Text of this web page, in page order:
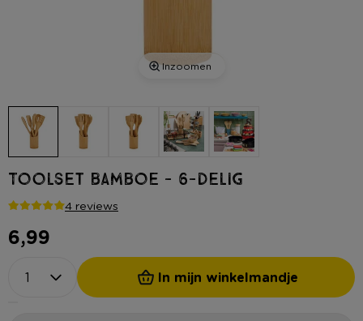
Inzoomen
Toolset bamboe - 6-delig
4 reviews
6,99
In mijn winkelmandje